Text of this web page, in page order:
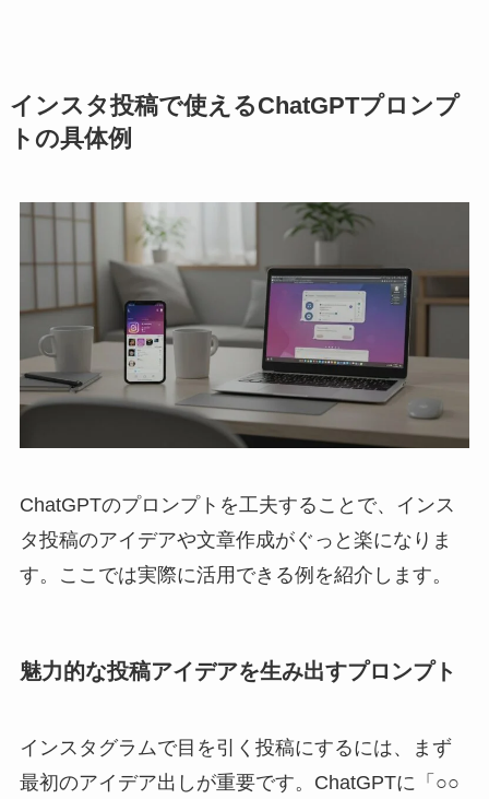
インスタ投稿で使えるChatGPTプロンプ
トの具体例
ChatGPTのプロンプトを工夫することで、インス
タ投稿のアイデアや文章作成がぐっと楽になりま
す。ここでは実際に活用できる例を紹介します。
魅力的な投稿アイデアを生み出すプロンプト
インスタグラムで目を引く投稿にするには、まず
最初のアイデア出しが重要です。ChatGPTに「○○